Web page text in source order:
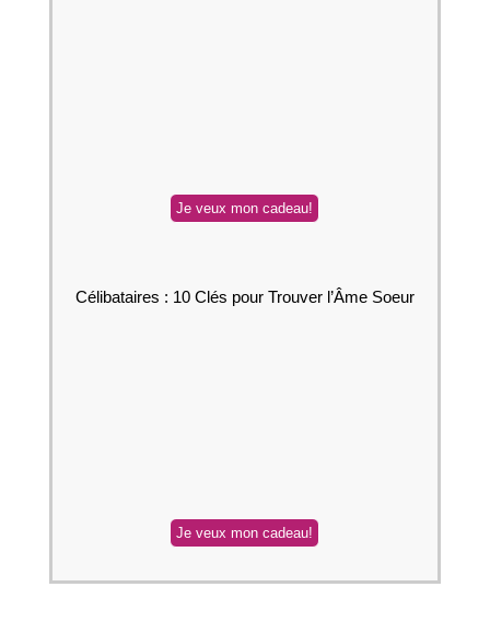
Célibataires : 10 Clés pour Trouver l’Âme Soeur